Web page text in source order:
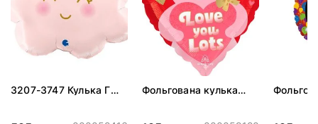
3207-3747 Кулька Г
Фольгована кулька